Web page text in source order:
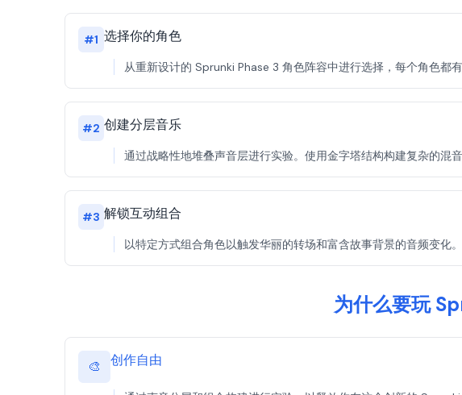
#1 选择你的角色
从重新设计的 Sprunki Phase 3 角色阵容中进行选择，每个角色都
#2 创建分层音乐
通过战略性地堆叠声音层进行实验。使用金字塔结构构建复杂的混
#3 解锁互动组合
以特定方式组合角色以触发华丽的转场和富含故事背景的音频变化
为什么要玩
🎨 创作自由